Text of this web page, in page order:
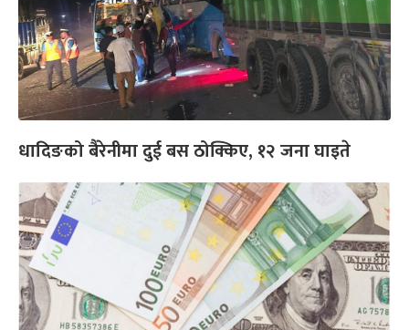
धादिङको बैरेनीमा दुई बस ठोक्किए, १२ जना घाइते